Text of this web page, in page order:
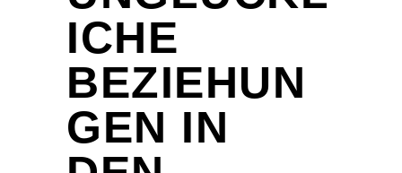
ICHE
BEZIEHUN
GEN IN